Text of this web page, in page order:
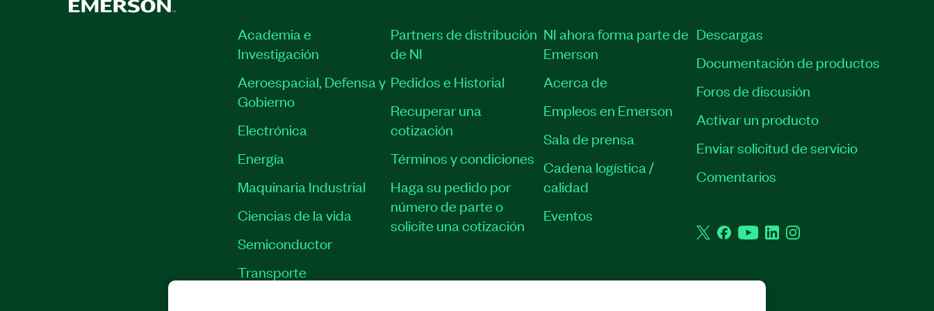
Academia e
Investigación
Aeroespacial, Defensa y
Gobierno
Electrónica
Energía
Maquinaria Industrial
Ciencias de la vida
Semiconductor
Transporte
Partners de distribución
de NI
Pedidos e Historial
Recuperar una
cotización
Términos y condiciones
Haga su pedido por
número de parte o
solicite una cotización
NI ahora forma parte de
Emerson
Acerca de
Empleos en Emerson
Sala de prensa
Cadena logística /
calidad
Eventos
Descargas
Documentación de productos
Foros de discusión
Activar un producto
Enviar solicitud de servicio
Comentarios
TwitterFacebookYouTubeLinkedInInstagram